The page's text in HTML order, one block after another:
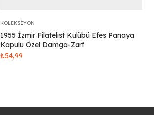
KOLEKSIYON
1955 İzmir Filatelist Kulübü Efes Panaya
Kapulu Özel Damga-Zarf
₺54,99